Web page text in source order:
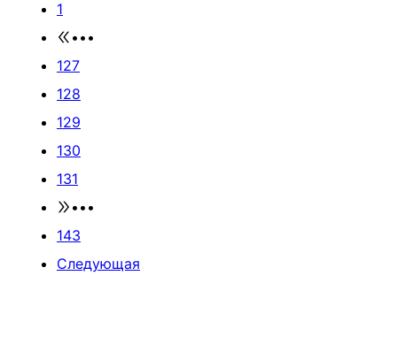
1
•••
127
128
129
130
131
•••
143
Следующая